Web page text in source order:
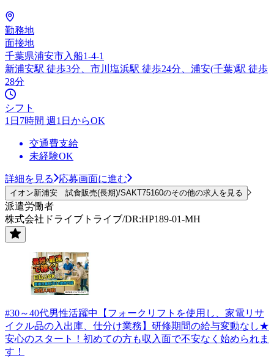
勤務地
面接地
千葉県浦安市入船1-4-1
新浦安駅 徒歩3分、市川塩浜駅 徒歩24分、浦安(千葉)駅 徒歩
28分
シフト
1日7時間 週1日からOK
交通費支給
未経験OK
詳細を見る 応募画面に進む
イオン新浦安 試食販売(長期)/SAKT75160のその他の求人を見る
派遣労働者
株式会社ドライブトライブ/DR:HP189-01-MH
#30～40代男性活躍中【フォークリフトを使用し、家電リサ
イクル品の入出庫、仕分け業務】研修期間の給与変動なし★
安心のスタート！初めての方も収入面で不安なく始められま
す！